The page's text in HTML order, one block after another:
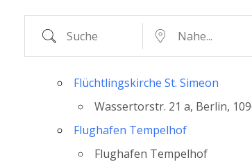
Flüchtlingskirche St. Simeon
Wassertorstr. 21 a, Berlin,
Flughafen Tempelhof
Flughafen Tempelhof